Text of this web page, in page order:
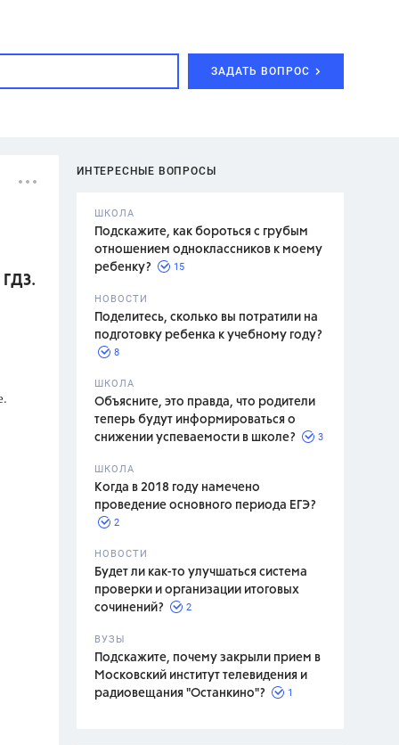
ЗАДАТЬ ВОПРОС
Л.С.,
ИНТЕРЕСНЫЕ ВОПРОСЫ
ШКОЛА
Подскажите, как бороться с грубым
отношением одноклассников к моему
ребенку?
15
НОВОСТИ
Поделитесь, сколько вы потратили на
подготовку ребенка к учебному году?
8
ШКОЛА
Объясните, это правда, что родители
теперь будут информироваться о
снижении успеваемости в школе?
3
ШКОЛА
Когда в 2018 году намечено
проведение основного периода ЕГЭ?
2
НОВОСТИ
Будет ли как-то улучшаться система
проверки и организации итоговых
сочинений?
2
ВУЗЫ
Подскажите, почему закрыли прием в
Московский институт телевидения и
радиовещания "Останкино"?
1
ГДЗ.